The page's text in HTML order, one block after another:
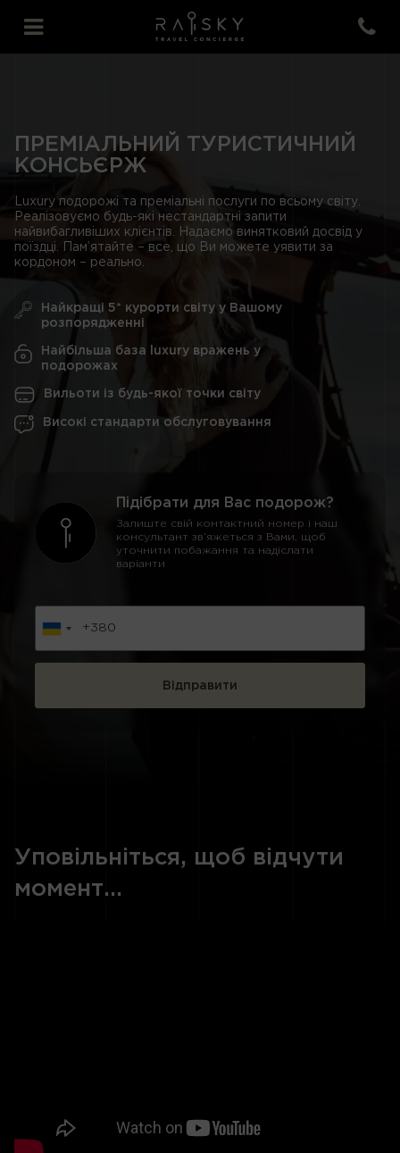
ПРЕМІАЛЬНИЙ ТУРИСТИЧНИЙ
КОНСЬЄРЖ
Luxury подорожі та преміальні послуги по всьому світу.
Реалізовуємо будь-які нестандартні запити
найвибагливіших клієнтів. Надаємо винятковий досвід у
поїздці. Пам’ятайте – все, що Ви можете уявити за
кордоном – реально.
Найкращі 5* курорти світу у Вашому
розпорядженні
Найбільша база luxury вражень у
подорожах
Вильоти із будь-якої точки світу
Високі стандарти обслуговування
Підібрати для Вас подорож?
Залиште свій контактний номер і наш
консультант зв’яжеться з Вами, щоб
уточнити побажання та надіслати
варіанти
Уповільніться, щоб відчути
момент...